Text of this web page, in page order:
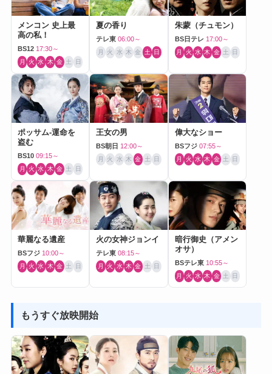
メンコン 史上最
高の私！
BS12 17:30～
月 火 水 木 金 土 日
夏の香り
テレ東 06:00～
月 火 水 木 金 土 日
朱蒙（チュモン）
BS日テレ 17:00～
月 火 水 木 金 土 日
ポッサム-運命を
盗む
BS10 09:15～
月 火 水 木 金 土 日
王女の男
BS朝日 12:00～
月 火 水 木 金 土 日
偉大なショー
BSフジ 07:55～
月 火 水 木 金 土 日
華麗なる遺産
BSフジ 10:00～
月 火 水 木 金 土 日
火の女神ジョンイ
テレ東 08:15～
月 火 水 木 金 土 日
暗行御史（アメン
オサ）
BSテレ東 10:55～
月 火 水 木 金 土 日
もうすぐ放映開始